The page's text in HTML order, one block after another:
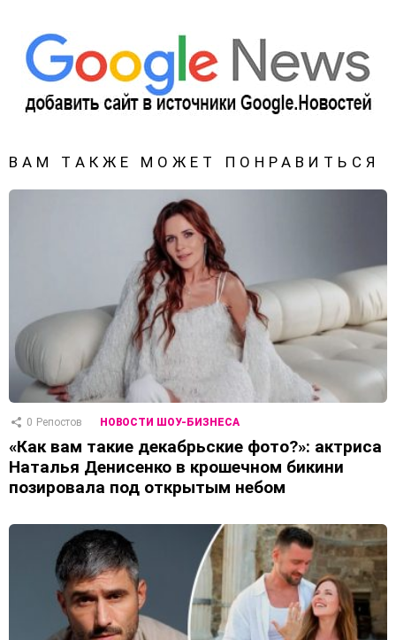
ВАМ ТАКЖЕ МОЖЕТ ПОНРАВИТЬСЯ
0 Репостов НОВОСТИ ШОУ-БИЗНЕСА
«Как вам такие декабрьские фото?»: актриса
Наталья Денисенко в крошечном бикини
позировала под открытым небом